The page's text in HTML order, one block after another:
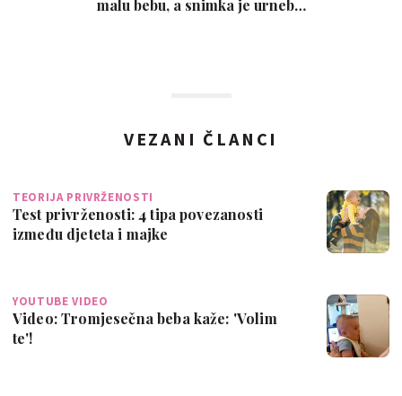
malu bebu, a snimka je urneb…
VEZANI ČLANCI
TEORIJA PRIVRŽENOSTI
Test privrženosti: 4 tipa povezanosti
između djeteta i majke
YOUTUBE VIDEO
Video: Tromjesečna beba kaže: 'Volim
te'!